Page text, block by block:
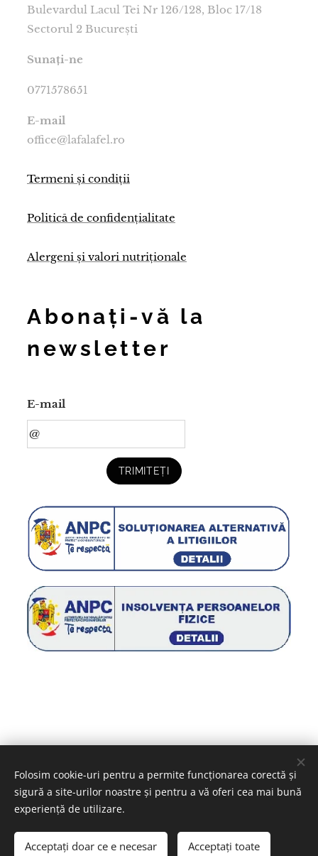
ADĂUGAȚI ÎN COȘ
Bulevardul Lacul Tei Nr 126/128, Bloc 17/18
Sectorul 2 București
Sunați-ne
0771578651
E-mail
office@lafalafel.ro
Termeni și condiții
Politică de confidențialitate
Alergeni și valori nutriționale
Abonați-vă la
newsletter
E-mail
TRIMITEȚI
Folosim cookie-uri pentru a permite funcționarea corectă și
sigură a site-urilor noastre și pentru a vă oferi cea mai bună
experiență de utilizare.
Acceptați doar ce e necesar Acceptați toate